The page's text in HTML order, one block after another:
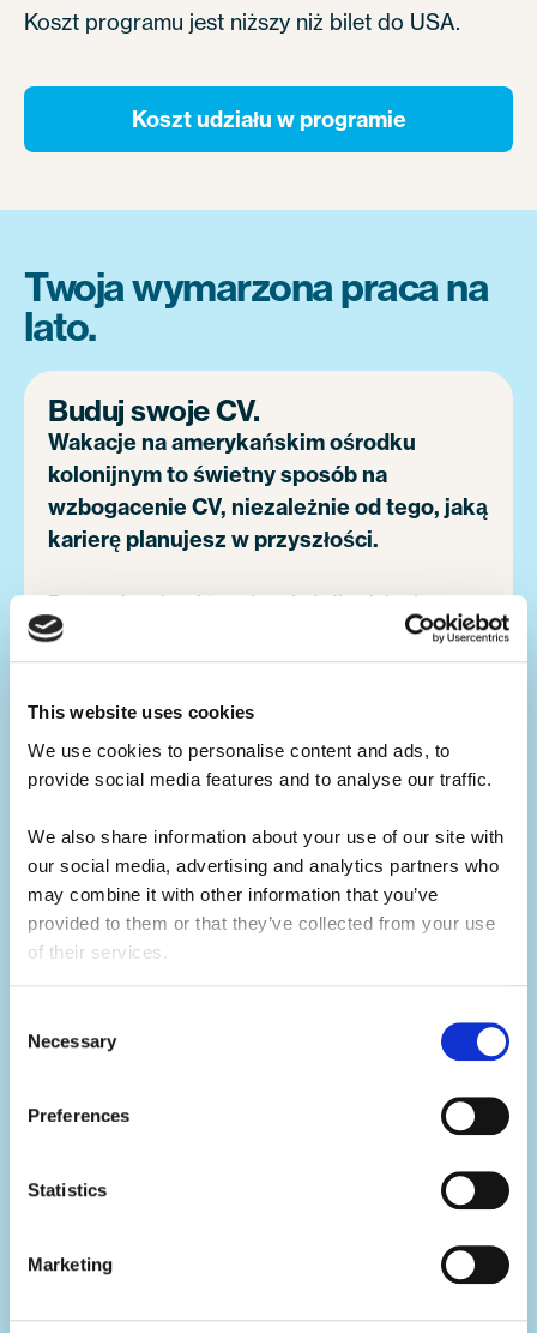
This website uses cookies
We use cookies to personalise content and ads, to
provide social media features and to analyse our traffic.
We also share information about your use of our site with
our social media, advertising and analytics partners who
may combine it with other information that you’ve
provided to them or that they’ve collected from your use
of their services.
Selection
Necessary
Preferences
Statistics
Marketing
Koszt programu jest niższy niż bilet do USA.
Koszt udziału w programie
Twoja wymarzona praca na
lato.
Buduj swoje CV.
Wakacje na amerykańskim ośrodku
kolonijnym to świetny sposób na
wzbogacenie CV, niezależnie od tego, jaką
karierę planujesz w przyszłości.
Prowadzenie różnych zajęć dla dzieci na
campie to idealna alternatywa dla typowej
letniej pracy w kraju. Rozwiniesz przy tym
swoje umiejętności przywódcze, co
przyszłych rekrutacjach.
Rozwijaj swoje umiejętności.
Camp to świetny sposób na poszerzanie
swoich kompetencji.
umiejętności związanych z prowadzonymi
zajęciami, ale także rozwiniesz wiele
obowiązkom.
Rozwiniesz zdolności do pracy w zespole,
kreatywności i odporności, a przy tym